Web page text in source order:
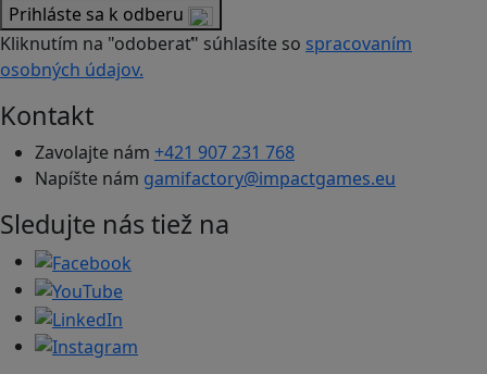
Prihláste sa k odberu
Kliknutím na "odoberať" súhlasíte so spracovaním
osobných údajov.
Kontakt
Zavolajte nám +421 907 231 768
Napíšte nám gamifactory@impactgames.eu
Sledujte nás tiež na